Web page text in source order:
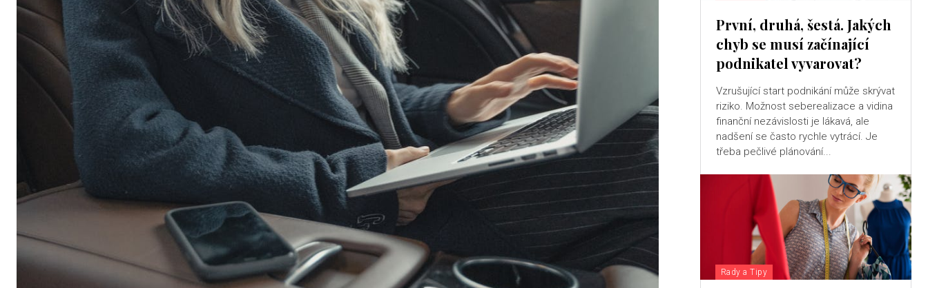
První, druhá, šestá. Jakých
chyb se musí začínající
podnikatel vyvarovat?
Vzrušující start podnikání může skrývat
riziko. Možnost seberealizace a vidina
finanční nezávislosti je lákavá, ale
nadšení se často rychle vytrácí. Je
třeba pečlivé plánování...
Rady a Tipy